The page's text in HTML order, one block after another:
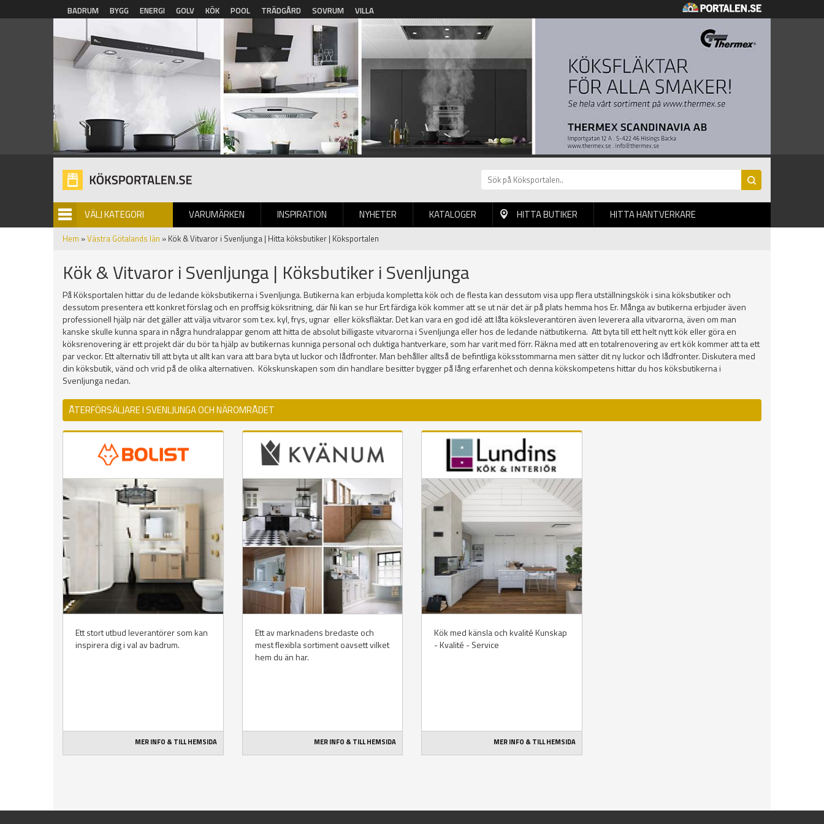
Hoppa till huvudinnehåll
BADRUM BYGG ENERGI GOLV KÖK POOL TRÄDGÅRD SOVRUM VILLA
VÄLJ KATEGORI VARUMÄRKEN INSPIRATION NYHETER
BILDGALLERI KATALOGER HITTA BUTIKER HITTA HANTVERKARE
Hem »Västra Götalands län » Kök & Vitvaror i Svenljunga | Hitta köksbutiker | Köksportalen
Kök & Vitvaror i Svenljunga | Köksbutiker i Svenljunga
På Köksportalen hittar du de ledande köksbutikerna i Svenljunga. Butikerna kan erbjuda kompletta kök och de flesta kan dessutom visa upp flera utställningskök i sina köksbutiker och
dessutom presentera ett konkret förslag och en proffsig köksritning, där Ni kan se hur Ert färdiga kök kommer att se ut när det är på plats hemma hos Er. Många av butikerna erbjuder även
professionell hjälp när det gäller att välja vitvaror som t.ex. kyl, frys, ugnar eller köksfläktar. Det kan vara en god idé att låta köksleverantören även leverera alla vitvarorna, även om man
kanske skulle kunna spara in några hundralappar genom att hitta de absolut billigaste vitvarorna i Svenljunga eller hos de ledande nätbutikerna. Att byta till ett helt nytt kök eller göra en
köksrenovering är ett projekt där du bör ta hjälp av butikernas kunniga personal och duktiga hantverkare, som har varit med förr. Räkna med att en totalrenovering av ert kök kommer att ta ett
par veckor. Ett alternativ till att byta ut allt kan vara att bara byta ut luckor och lådfronter. Man behåller alltså de befintliga köksstommarna men sätter dit ny luckor och lådfronter. Diskutera med
din köksbutik, vänd och vrid på de olika alternativen. Kökskunskapen som din handlare besitter bygger på lång erfarenhet och denna kökskompetens hittar du hos köksbutikerna i
Svenljunga nedan.
ÅTERFÖRSÄLJARE I SVENLJUNGA OCH NÄROMRÅDET
Ett stort utbud leverantörer som kan
inspirera dig i val av badrum.
MER INFO & TILL HEMSIDA
Ett av marknadens bredaste och
mest flexibla sortiment oavsett vilket
hem du än har.
MER INFO & TILL HEMSIDA
Kök med känsla och kvalité Kunskap
- Kvalité - Service
MER INFO & TILL HEMSIDA